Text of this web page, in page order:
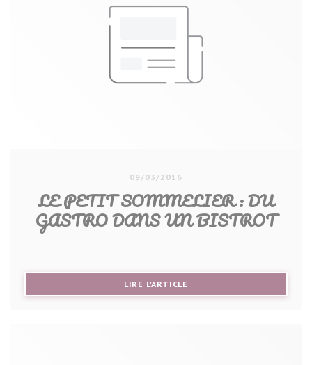
09/03/2016
LE PETIT SOMMELIER : DU
GASTRO DANS UN BISTROT
LIRE L'ARTICLE